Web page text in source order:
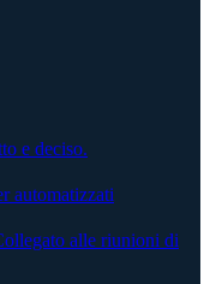
e deciso.
automatizzati
alle riunioni di